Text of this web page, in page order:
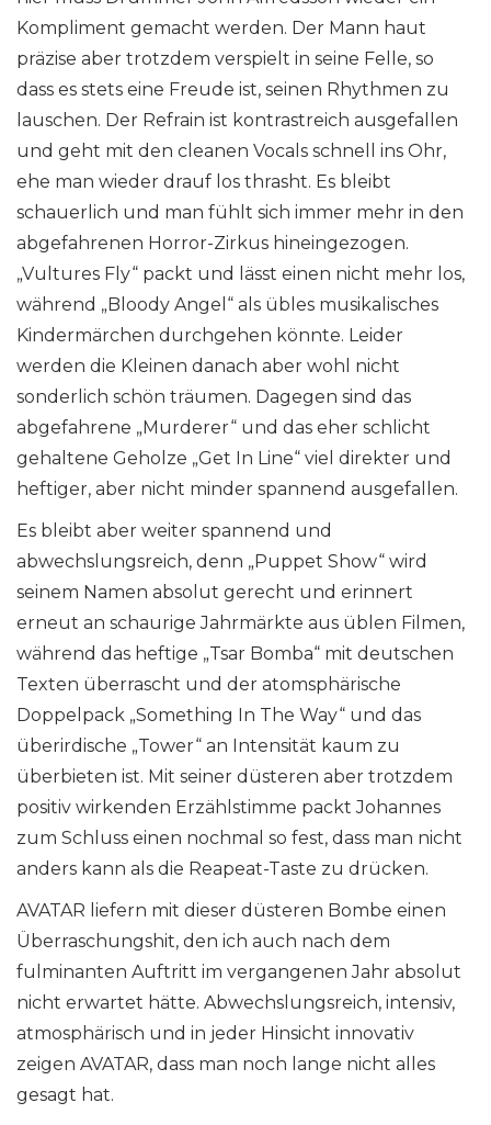
Kompliment gemacht werden. Der Mann haut
präzise aber trotzdem verspielt in seine Felle, so
dass es stets eine Freude ist, seinen Rhythmen zu
lauschen. Der Refrain ist kontrastreich ausgefallen
und geht mit den cleanen Vocals schnell ins Ohr,
ehe man wieder drauf los thrasht. Es bleibt
schauerlich und man fühlt sich immer mehr in den
abgefahrenen Horror-Zirkus hineingezogen.
„Vultures Fly“ packt und lässt einen nicht mehr los,
während „Bloody Angel“ als übles musikalisches
Kindermärchen durchgehen könnte. Leider
werden die Kleinen danach aber wohl nicht
sonderlich schön träumen. Dagegen sind das
abgefahrene „Murderer“ und das eher schlicht
gehaltene Geholze „Get In Line“ viel direkter und
heftiger, aber nicht minder spannend ausgefallen.
Es bleibt aber weiter spannend und
abwechslungsreich, denn „Puppet Show“ wird
seinem Namen absolut gerecht und erinnert
erneut an schaurige Jahrmärkte aus üblen Filmen,
während das heftige „Tsar Bomba“ mit deutschen
Texten überrascht und der atomsphärische
Doppelpack „Something In The Way“ und das
überirdische „Tower“ an Intensität kaum zu
überbieten ist. Mit seiner düsteren aber trotzdem
positiv wirkenden Erzählstimme packt Johannes
zum Schluss einen nochmal so fest, dass man nicht
anders kann als die Reapeat-Taste zu drücken.
AVATAR liefern mit dieser düsteren Bombe einen
Überraschungshit, den ich auch nach dem
fulminanten Auftritt im vergangenen Jahr absolut
nicht erwartet hätte. Abwechslungsreich, intensiv,
atmosphärisch und in jeder Hinsicht innovativ
zeigen AVATAR, dass man noch lange nicht alles
gesagt hat.